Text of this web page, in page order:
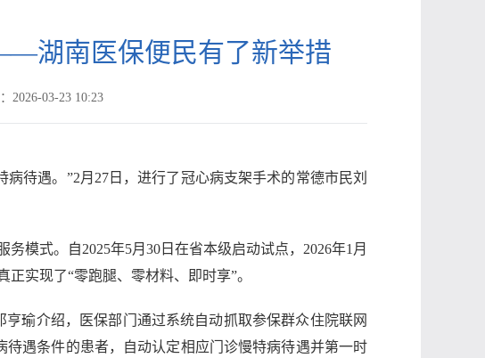
湖南医保便民有了新举措
2026-03-23 10:23
待遇。”2月27日，进行了冠心病支架手术的常德市民刘
式。自2025年5月30日在省本级启动试点，2026年1月
实现了“零跑腿、零材料、即时享”。
瑜介绍，医保部门通过系统自动抓取参保群众住院联网
遇条件的患者，自动认定相应门诊慢特病待遇并第一时